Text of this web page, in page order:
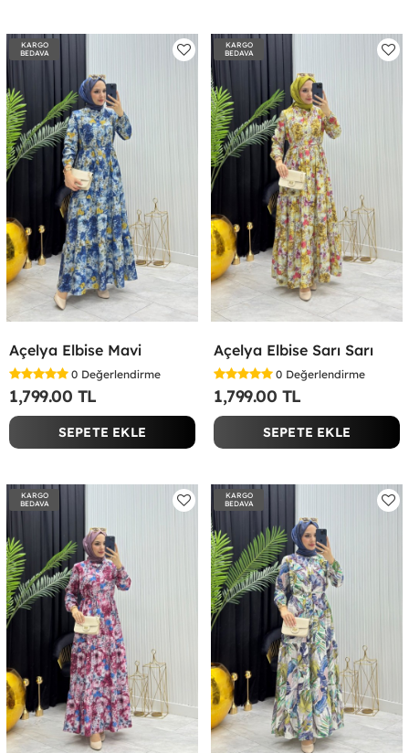
KARGO
BEDAVA
Açelya Elbise Mavi
0 Değerlendirme
1,799.00 TL
SEPETE EKLE
KARGO
BEDAVA
Açelya Elbise Sarı Sarı
0 Değerlendirme
1,799.00 TL
SEPETE EKLE
KARGO
BEDAVA
KARGO
BEDAVA